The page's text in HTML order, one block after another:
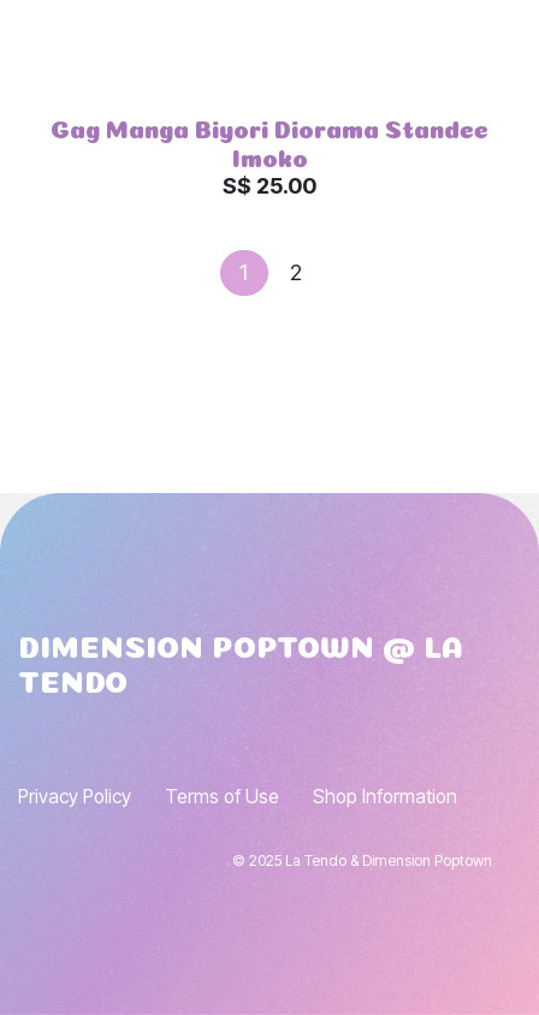
Gag Manga Biyori Diorama Standee
Imoko
S$ 25.00
1 2
© 2025 La Tendo & Dimension Poptown
Privacy Policy Terms of Use Shop Information
DIMENSION POPTOWN @ LA
TENDO